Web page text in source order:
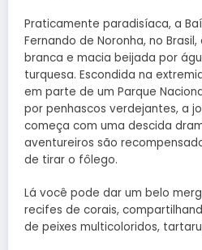
Praticamente paradisíaca, a
Fernando de Noronha, no
branca e macia beijada por
turquesa. Escondida na
em parte de um Parque
por penhascos verdejantes, a
começa com uma descida
aventureiros são
de tirar o fôlego.
Lá você pode dar um belo
recifes de corais,
de peixes multicoloridos,